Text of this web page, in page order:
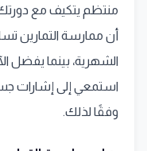
منتظم يتكيف مع
أن ممارسة التمارين
الشهرية، بينما يفضل
استمعي إلى إشارات
وفقًا لذلك.